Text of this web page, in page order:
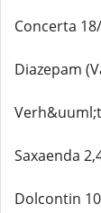
Concerta
Diazepam
Saxaenda
Dolcontin